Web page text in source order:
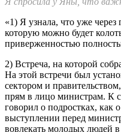
«1) Я узнала, что уже
которую можно будет
приверженностью
2) Встреча, на которой
На этой встречи был
сектором и
прям в лицо министрам. К
говорил о подростках, как
выступлении перед
вовлекать молодых людей